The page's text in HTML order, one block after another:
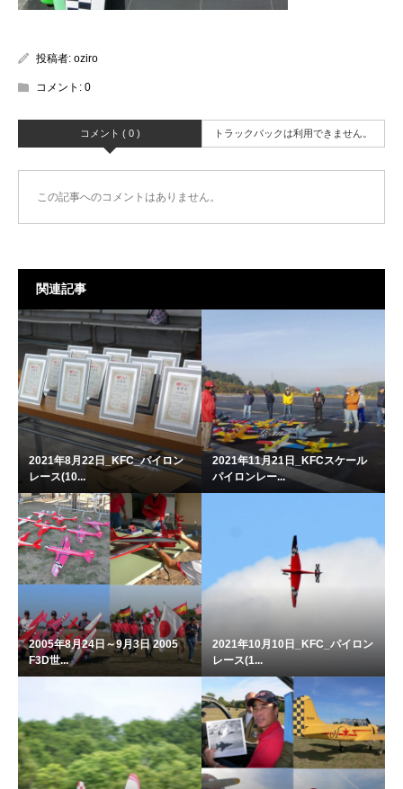
投稿者: oziro
コメント: 0
コメント ( 0 ) トラックバックは利用できません。
この記事へのコメントはありません。
関連記事
2021年8月22日_KFC_パイロン
レース(10...
2021年11月21日_KFCスケール
パイロンレー...
2005年8月24日～9月3日 2005
F3D世...
2021年10月10日_KFC_パイロン
レース(1...